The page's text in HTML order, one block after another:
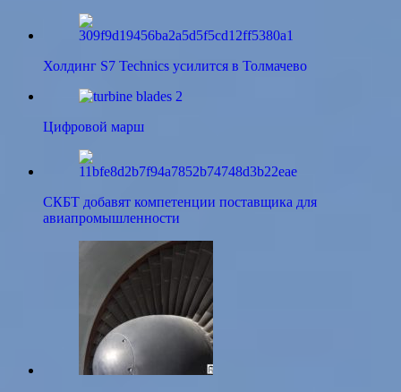
Холдинг S7 Technics усилится в Толмачево
Цифровой марш
СКБТ добавят компетенции поставщика для
авиапромышленности